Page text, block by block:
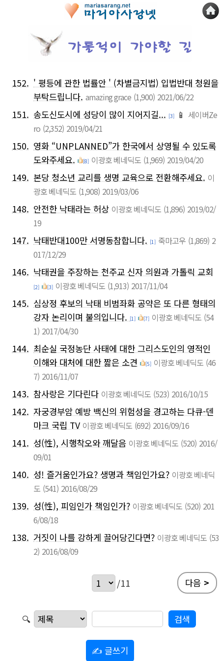
152. ' 평등에 관한 법률안 ' (차별금지법) 입법반대 청원을
부탁드립니다. amazing grace (1,900) 2021/06/22
151. 송도신도시에 성당이 많이 지어지길... [3] 📱 세이버Ze
ro (2,352) 2019/04/21
150. 영화 “UNPLANNED”가 한국에서 상영될 수 있도록
도와주세요.
[8] 이광호 베네딕도 (1,969) 2019/04/20
149. 본당 청소년 교리를 생명 교육으로 전환해주세요. 이
광호 베네딕도 (1,908) 2019/03/06
148. 안전한 낙태라는 허상 이광호 베네딕도 (1,896) 2019/02/
19
147. 낙태반대100만 서명동참합니다. [1] 죽마고우 (1,869) 2
017/12/29
146. 낙태권을 주장하는 천주교 신자 의원과 가톨릭 교회
[2] [3] 이광호 베네딕도 (1,913) 2017/11/04
145. 심상정 후보의 낙태 비범좌화 공약은 또 다른 형태의
강자 논리이며 불의입니다. [1] [7] 이광호 베네딕도 (54
1) 2017/04/30
144. 최순실 국정농단 사태에 대한 그리스도인의 영적인
이해와 대처에 대한 짧은 소견
[5] 이광호 베네딕도 (46
7) 2016/11/07
143. 참사랑은 기다린다 이광호 베네딕도 (523) 2016/10/15
142. 자궁경부암 예방 백신의 위험성을 경고하는 다큐-덴
마크 국립 TV 이광호 베네딕도 (692) 2016/09/16
141. 성(性), 시행착오와 깨달음 이광호 베네딕도 (520) 2016/
09/01
140. 성! 즐거움인가요? 생명과 책임인가요? 이광호 베네딕
도 (541) 2016/08/29
139. 성(性), 피임인가 책임인가? 이광호 베네딕도 (520) 201
6/08/18
138. 거짓이 나를 강하게 끌어당긴다면? 이광호 베네딕도 (53
2) 2016/08/09
/11 다음 >
🔍
✍ 글쓰기